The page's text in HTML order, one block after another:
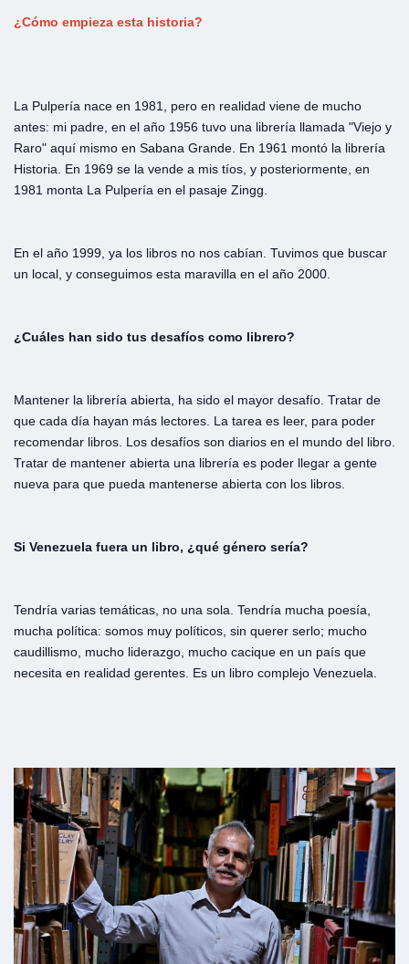
¿Cómo empieza esta historia?
La Pulpería nace en 1981, pero en realidad viene de mucho
antes: mi padre, en el año 1956 tuvo una librería llamada "Viejo y
Raro" aquí mismo en Sabana Grande. En 1961 montó la librería
Historia. En 1969 se la vende a mis tíos, y posteriormente, en
1981 monta La Pulpería en el pasaje Zingg.
En el año 1999, ya los libros no nos cabían. Tuvimos que buscar
un local, y conseguimos esta maravilla en el año 2000.
¿Cuáles han sido tus desafíos como librero?
Mantener la librería abierta, ha sido el mayor desafío. Tratar de
que cada día hayan más lectores. La tarea es leer, para poder
recomendar libros. Los desafíos son diarios en el mundo del libro.
Tratar de mantener abierta una librería es poder llegar a gente
nueva para que pueda mantenerse abierta con los libros.
Si Venezuela fuera un libro, ¿qué género sería?
Tendría varias temáticas, no una sola. Tendría mucha poesía,
mucha política: somos muy políticos, sin querer serlo; mucho
caudillismo, mucho liderazgo, mucho cacique en un país que
necesita en realidad gerentes. Es un libro complejo Venezuela.